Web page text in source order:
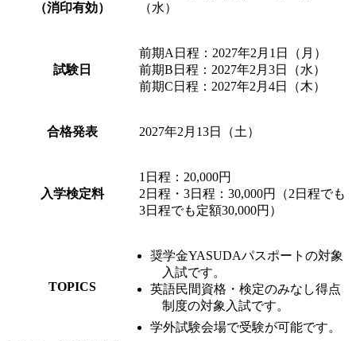
（消印有効）
（水）
試験日
前期A日程：2027年2月1日（月）
前期B日程：2027年2月3日（水）
前期C日程：2027年2月4日（木）
合格発表 2027年2月13日（土）
入学検定料
1日程：20,000円
2日程・3日程：30,000円（2日程でも
3日程でも定額30,000円）
TOPICS
奨学金YASUDAパスポートの対象
入試です。
英語民間資格・検定のみなし得点
制度の対象入試です。
学外試験会場で受験が可能です。